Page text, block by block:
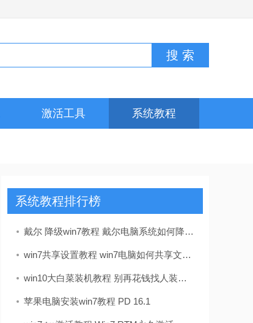
激活工具 系统教程
系统教程排行榜
戴尔 降级win7教程 戴尔电脑系统如何降级到win7？这里有详细教程及准备要点
win7共享设置教程 win7电脑如何共享文件 Win7电脑共享文件操作方法[详细]
win10大白菜装机教程 别再花钱找人装系统啦！超简易U盘装Windows，重装不求人
苹果电脑安装win7教程 PD 16.1